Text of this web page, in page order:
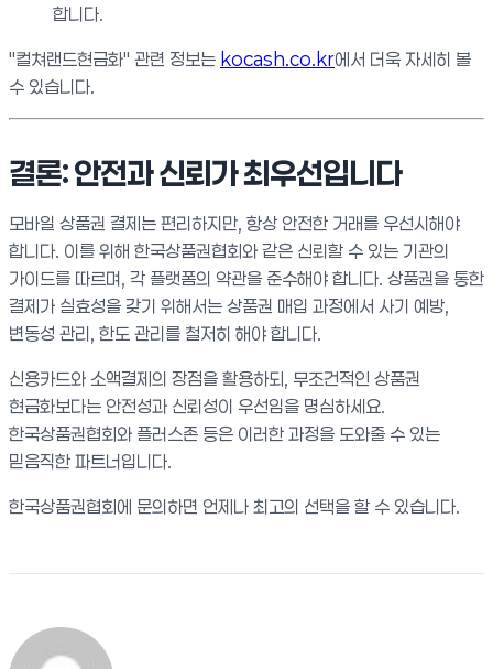
합니다.
"컬쳐랜드현금화" 관련 정보는 kocash.co.kr에서 더욱 자세히 볼
수 있습니다.
결론: 안전과 신뢰가 최우선입니다
모바일 상품권 결제는 편리하지만, 항상 안전한 거래를 우선시해야
합니다. 이를 위해 한국상품권협회와 같은 신뢰할 수 있는 기관의
가이드를 따르며, 각 플랫폼의 약관을 준수해야 합니다. 상품권을 통한
결제가 실효성을 갖기 위해서는 상품권 매입 과정에서 사기 예방,
변동성 관리, 한도 관리를 철저히 해야 합니다.
신용카드와 소액결제의 장점을 활용하되, 무조건적인 상품권
현금화보다는 안전성과 신뢰성이 우선임을 명심하세요.
한국상품권협회와 플러스존 등은 이러한 과정을 도와줄 수 있는
믿음직한 파트너입니다.
한국상품권협회에 문의하면 언제나 최고의 선택을 할 수 있습니다.